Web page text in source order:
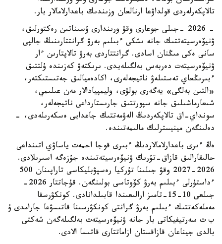
تالاپكەرلەردى قولداۋعا ارنالعان وزىندىك باعدارلامالار بار.
- 2026 -جىلى جوعارى وقۋ ورىندارى ۇسىناتىن رەكتورلىق،
ۋنيۆەرسيتەتتىك جانە ىشكى ءبىلىم بەرۋ گرانتتارىنىڭ جالپى
سانى ەكى مىڭنان اسادى. گرانتتاردى بەرۋ تالاپتارىن ءار
ۋنيۆەرسيتەت دەربەس بەلگىلەيدى. ىرىكتەۋ كەزىندە ۇلتتىق
ءبىرىڭعاي تەستىلەۋ ناتيجەلەرى، اكادەميالىق جەتىستىكتەر،
«التىن بەلگى» يەگەرى بولۋى، وليمپيادالار مەن عىلىمي،
شىعارماشىلىق جانە سپورتتىق جارىستارداعى ناتيجەلەر،
سونداي-اق تالاپكەردىڭ الەۋمەتتىك جاعدايى ەسكەرىلەدى، -
دەلىنگەن مينيسترلىك مالىمەتىندە.
ەڭ ءىرى باعدارلامالاردىڭ ءبىرى قوجا احمەت ياساۋي اتىنداعى
حالىقارالىق قازاق-تۇرىك ۋنيۆەرسيتەتىندە جۇزەگە اسىرىلادى.
2026-2027 وقۋ جىلىنا تۇركيا رەسپۋبليكاسى تاراپىنان 500
ءداستۇرلى ءبىلىم بەرۋ كۆوتاسى بولىنگەن. قۇجاتتار 2026-
جىلعى 10-15-تامىز ارالىعىندا قابىلدانادى. كونكۋرسقا
مەملەكەتتىك ءبىلىم بەرۋ گرانتى كونكۋرسىنا قاتىسۋعا جارامدى ۇ
ب ت سەرتيفيكاتى بار جانە ۋنيۆەرسيتەت بەلگىلەگەن شەكتى
بالدى جيناعان قازاقستان ازاماتتارى قاتىسا الادى.